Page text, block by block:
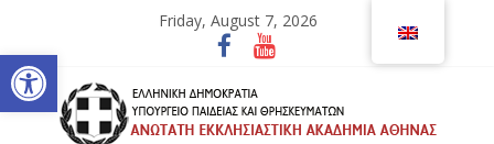
Open toolbar
content
Friday, August 7, 2026